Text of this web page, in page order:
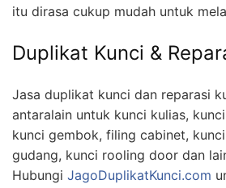
itu dirasa cukup mudah untuk
Duplikat Kunci &
Jasa duplikat kunci dan reparasi
antaralain untuk kunci kulias,
kunci gembok, filing cabinet,
gudang, kunci rooling door dan
Hubungi JagoDuplikatKunci.com